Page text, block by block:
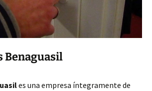
Benaguasil
es una empresa íntegramente de